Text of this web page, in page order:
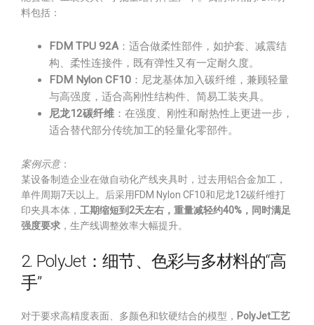
料包括：
FDM TPU 92A：适合做柔性部件，如护套、减震结
构、柔性连接件，既有弹性又有一定耐久度。
FDM Nylon CF10 ：尼龙基体加入碳纤维，兼顾轻量
与高强度，适合高刚性结构件、简易工装夹具。
尼龙12碳纤维 ：在强度、刚性和耐热性上更进一步，
适合替代部分传统加工的轻量化零部件。
案例示意：
某设备制造企业在做自动化产线夹具时，过去用铝合金加工，
单件周期7天以上。后采用FDM Nylon CF10和尼龙12碳纤维打
印夹具本体， 工期缩短到2天左右，重量减轻约40%，同时满足
强度要求 ，生产线调整效率大幅提升。
2. PolyJet：细节、色彩与多材料的“高
手”
对于要求高精度表面、多颜色和软硬结合的模型， PolyJet工艺